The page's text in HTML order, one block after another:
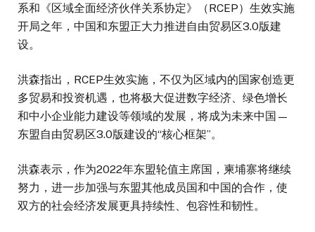
系和《区域全面经济伙伴关系协定》（RCEP）生效实施
开局之年，中国和东盟正大力推进自由贸易区3.0版建
设。
洪森指出，RCEP生效实施，不仅为区域内的国家创造更
多贸易和投资机遇，也将极大促进数字经济、绿色增长
和中小企业能力建设等领域的发展，将成为未来中国—
东盟自由贸易区3.0版建设的“核心框架”。
洪森表示，作为2022年东盟轮值主席国，柬埔寨将继续
努力，进一步加强与东盟其他成员国和中国的合作，使
双方的社会经济发展更具持续性、包容性和韧性。